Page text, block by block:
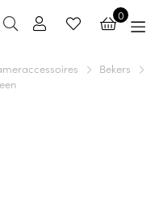
0
Bekers